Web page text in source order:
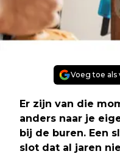
Voeg toe als
Er zijn van die
anders naar je
bij de buren. Een
slot dat al jaren